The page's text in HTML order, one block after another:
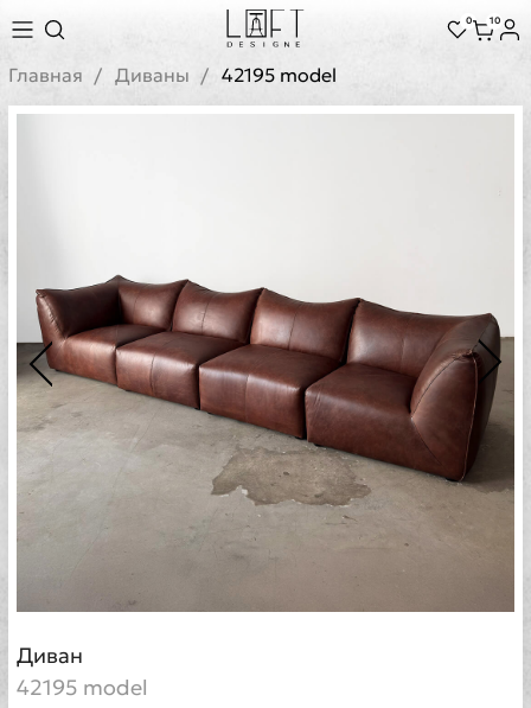
0 10
Главная Диваны 42195 model
Диван
42195 model